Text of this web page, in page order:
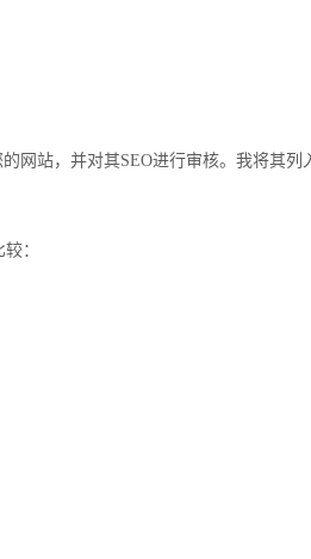
网站，并对其SEO进行审核。我将其
：